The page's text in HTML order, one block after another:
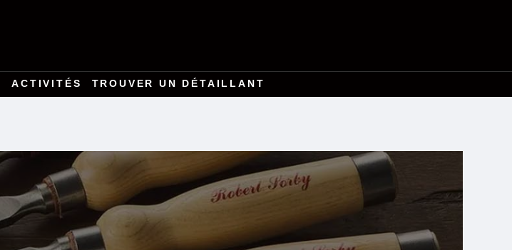
ACTIVITÉS TROUVER UN DÉTAILLANT